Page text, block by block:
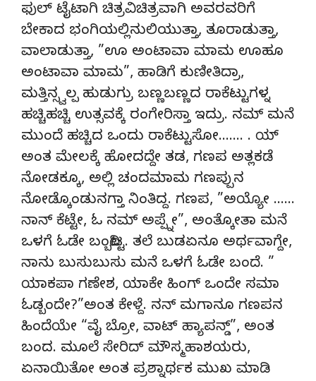
ಫುಲ್ ಟೈಟಾಗಿ ಚಿತ್ರವಿಚಿತ್ರವಾಗಿ ಅವರವರಿಗೆ
ಬೇಕಾದ ಭಂಗಿಯಲ್ಲಿನುಲಿಯುತ್ತಾ, ತೂರಾಡುತ್ತಾ,
ವಾಲಾಡುತ್ತಾ, ”ಊ ಅಂಟಾವಾ ಮಾಮ ಊಹೂ
ಅಂಟಾವಾ ಮಾಮ”, ಹಾಡಿಗೆ ಕುಣೀತಿದ್ರಾ,
ಮತ್ತಿನ್ಸ್ವಲ್ಪ ಹುಡುಗ್ರು ಬಣ್ಣಬಣ್ಣದ ರಾಕೆಟ್ಟುಗಳ್ನ
ಹಚ್ಚಿಹಚ್ಚಿ ಉತ್ಸವಕ್ಕೆ ರಂಗೇರಿಸ್ತಾ ಇದ್ರು. ನಮ್ ಮನೆ
ಮುಂದೆ ಹಚ್ಚಿದ ಒಂದು ರಾಕೆಟ್ಟುಸೋ……. . ಯ್
ಅಂತ ಮೇಲಕ್ಕೆ ಹೋದದ್ದೇ ತಡ, ಗಣಪ ಅತ್ಲಕಡೆ
ನೋಡಕ್ಕೂ, ಅಲ್ಲಿ ಚಂದಮಾಮ ಗಣಪ್ಪುನ
ನೋಡ್ಕೊಂಡುನಗ್ತಾ ನಿಂತಿದ್ದ. ಗಣಪ, ”ಅಯ್ಯೋ ……
ನಾನ್ ಕೆಟ್ಟೇ, ಓ ನಮ್ ಅಪ್ಪ್ನೇ”, ಅಂತ್ಕೋತಾ ಮನೆ
ಒಳಗೆ ಓಡೇ ಬಂದ್ಬಿಟ್ಟ. ತಲೆ ಬುಡಏನೂ ಅರ್ಥವಾಗ್ದೇ,
ನಾನು ಬುಸುಬುಸು ಮನೆ ಒಳಗೆ ಓಡೇ ಬಂದೆ. ”
ಯಾಕಪಾ ಗಣೇಶ, ಯಾಕೇ ಹಿಂಗ್ ಒಂದೇ ಸಮಾ
ಓಡ್ಬಂದೇ?”ಅಂತ ಕೇಳ್ದೆ. ನನ್ ಮಗಾನೂ ಗಣಪನ
ಹಿಂದೆಯೇ “ವೈ ಬ್ರೋ, ವಾಟ್ ಹ್ಯಾಪನ್ಡ್”, ಅಂತ
ಬಂದ. ಮೂಲೆ ಸೇರಿದ್ ಮೌಸ್ಮಹಾಶಯರು,
ಏನಾಯಿತೋ ಅಂತ ಪ್ರಶ್ನಾರ್ಥಕ ಮುಖ ಮಾಡಿ